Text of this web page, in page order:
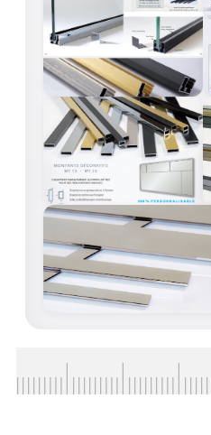
ACCESSOIRES &
CATALOGUE DE
VERRE
LES FIXATIONS POUR
LES PROFILS PAROI DE
VITRINE EN VERRE
CONNECTEURS ET
PLATS ET CORNIÈRES
BOUTONS ET POIGNÉES